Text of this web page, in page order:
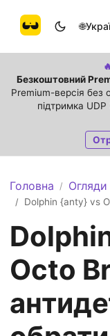
🌐
Безкоштовний
Premium-версія без
підтримка
Головна / Огляди
/ Dolphin {anty} vs
Octo